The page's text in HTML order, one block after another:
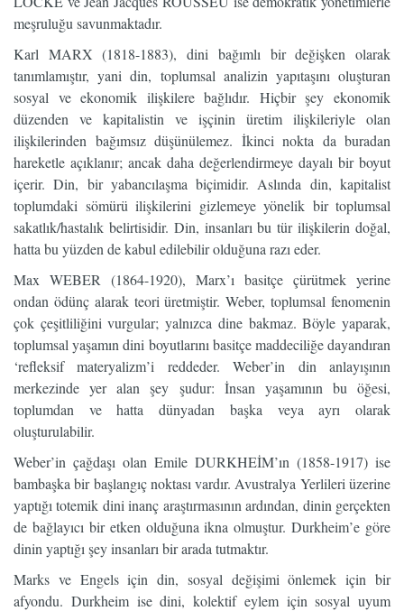
meşruluğu savunmaktadır.
Karl MARX (1818-1883), dini bağımlı bir değişken olarak
tanımlamıştır, yani din, toplumsal analizin yapıtaşını oluşturan
sosyal ve ekonomik ilişkilere bağlıdır. Hiçbir şey ekonomik
düzenden ve kapitalistin ve işçinin üretim ilişkileriyle olan
ilişkilerinden bağımsız düşünülemez. İkinci nokta da buradan
hareketle açıklanır; ancak daha değerlendirmeye dayalı bir boyut
içerir. Din, bir yabancılaşma biçimidir. Aslında din, kapitalist
toplumdaki sömürü ilişkilerini gizlemeye yönelik bir toplumsal
sakatlık/hastalık belirtisidir. Din, insanları bu tür ilişkilerin doğal,
hatta bu yüzden de kabul edilebilir olduğuna razı eder.
Max WEBER (1864-1920), Marx’ı basitçe çürütmek yerine
ondan ödünç alarak teori üretmiştir. Weber, toplumsal fenomenin
çok çeşitliliğini vurgular; yalnızca dine bakmaz. Böyle yaparak,
toplumsal yaşamın dini boyutlarını basitçe maddeciliğe dayandıran
‘refleksif materyalizm’i reddeder. Weber’in din anlayışının
merkezinde yer alan şey şudur: İnsan yaşamının bu öğesi,
toplumdan ve hatta dünyadan başka veya ayrı olarak
oluşturulabilir.
Weber’in çağdaşı olan Emile DURKHEİM’ın (1858-1917) ise
bambaşka bir başlangıç noktası vardır. Avustralya Yerlileri üzerine
yaptığı totemik dini inanç araştırmasının ardından, dinin gerçekten
de bağlayıcı bir etken olduğuna ikna olmuştur. Durkheim’e göre
dinin yaptığı şey insanları bir arada tutmaktır.
Marks ve Engels için din, sosyal değişimi önlemek için bir
afyondu. Durkheim ise dini, kolektif eylem için sosyal uyum